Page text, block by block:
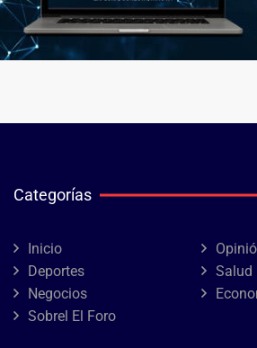
Categorías
Inicio
Deportes
Salud
Negocios
Sobrel El Foro